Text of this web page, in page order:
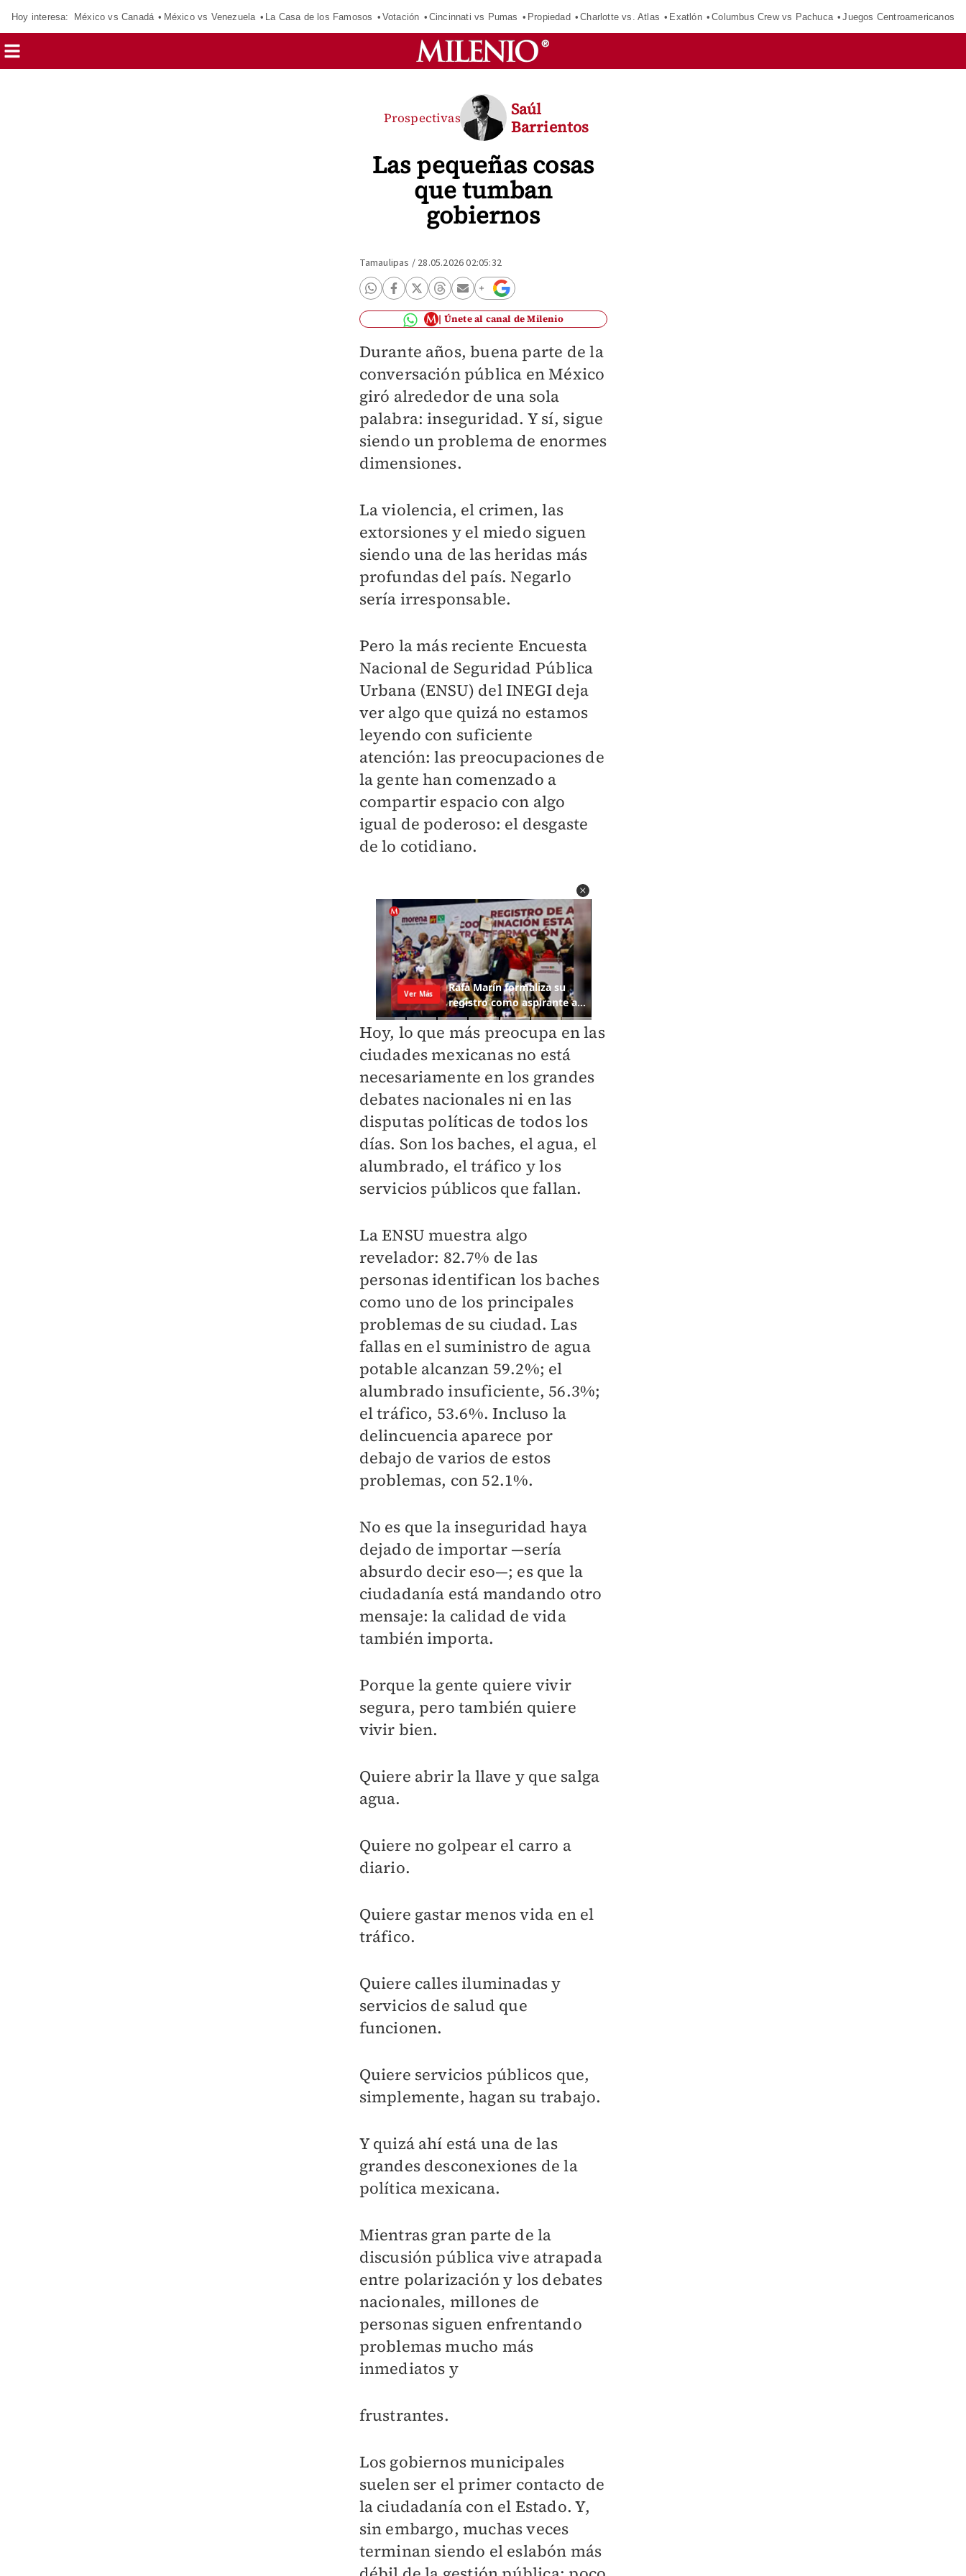
Hoy interesa: México vs Canadá México vs Venezuela La Casa de los Famosos Votación Cincinnati vs Pumas Propiedad Charlotte vs. Atlas Exatlón Columbus Crew vs Pachuca Juegos Centroamericanos
Las pequeñas cosas
que tumban
gobiernos
Prospectivas
Saúl
Barrientos
Tamaulipas / 28.05.2026 02:05:32
Únete al canal de Milenio
Durante años, buena parte de la
conversación pública en México
giró alrededor de una sola
palabra: inseguridad. Y sí, sigue
siendo un problema de enormes
dimensiones.
La violencia, el crimen, las
extorsiones y el miedo siguen
siendo una de las heridas más
profundas del país. Negarlo
sería irresponsable.
Pero la más reciente Encuesta
Nacional de Seguridad Pública
Urbana (ENSU) del INEGI deja
ver algo que quizá no estamos
leyendo con suficiente
atención: las preocupaciones de
la gente han comenzado a
compartir espacio con algo
igual de poderoso: el desgaste
de lo cotidiano.
Hoy, lo que más preocupa en las
ciudades mexicanas no está
necesariamente en los grandes
debates nacionales ni en las
disputas políticas de todos los
días. Son los baches, el agua, el
alumbrado, el tráfico y los
servicios públicos que fallan.
La ENSU muestra algo
revelador: 82.7% de las
personas identifican los baches
como uno de los principales
problemas de su ciudad. Las
fallas en el suministro de agua
potable alcanzan 59.2%; el
alumbrado insuficiente, 56.3%;
el tráfico, 53.6%. Incluso la
delincuencia aparece por
debajo de varios de estos
problemas, con 52.1%.
No es que la inseguridad haya
dejado de importar —sería
absurdo decir eso—; es que la
ciudadanía está mandando otro
mensaje: la calidad de vida
también importa.
Porque la gente quiere vivir
segura, pero también quiere
vivir bien.
Quiere abrir la llave y que salga
agua.
Quiere no golpear el carro a
diario.
Quiere gastar menos vida en el
tráfico.
Quiere calles iluminadas y
servicios de salud que
funcionen.
Quiere servicios públicos que,
simplemente, hagan su trabajo.
Y quizá ahí está una de las
grandes desconexiones de la
política mexicana.
Mientras gran parte de la
discusión pública vive atrapada
entre polarización y los debates
nacionales, millones de
personas siguen enfrentando
problemas mucho más
inmediatos y
frustrantes.
Los gobiernos municipales
suelen ser el primer contacto de
la ciudadanía con el Estado. Y,
sin embargo, muchas veces
terminan siendo el eslabón más